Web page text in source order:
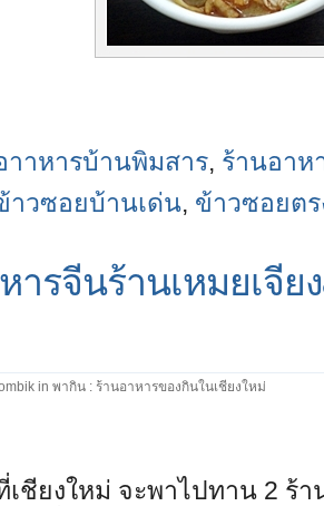
าาหารบ้านพิมสาร, ร้านอาห
าวซอยบ้านเด่น, ข้าวซอยต
ารจีนร้านเหมยเจี
in พากิน : ร้านอาหารของกินในเชียงใหม่
เชียงใหม่ จะพาไปทาน 2 ร้